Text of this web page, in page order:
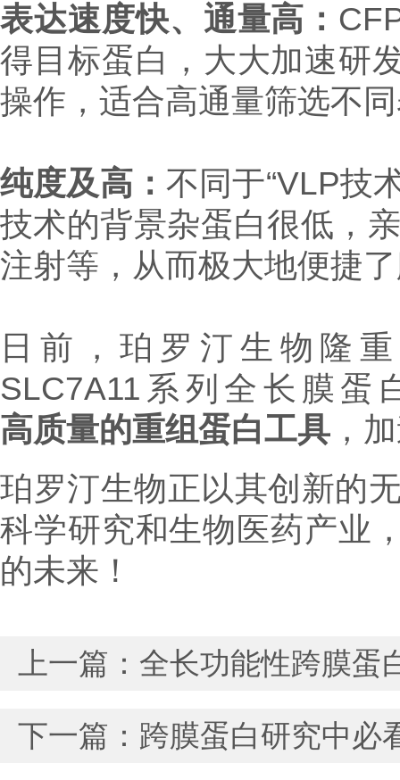
表达速度快、通量高：
得目标蛋白，大大加速研
操作，适合高通量筛选不
纯度及高： 不同于“VLP技
技术的背景杂蛋白很低，
注射等，从而极大地便捷
日前，珀罗汀生物隆重
SLC7A11系列全长膜
高质量的重组蛋白工具 ，
珀罗汀生物正以其创新的
科学研究和生物医药产业
的未来！
上一篇： 全长功能性跨膜蛋
下一篇： 跨膜蛋白研究中必